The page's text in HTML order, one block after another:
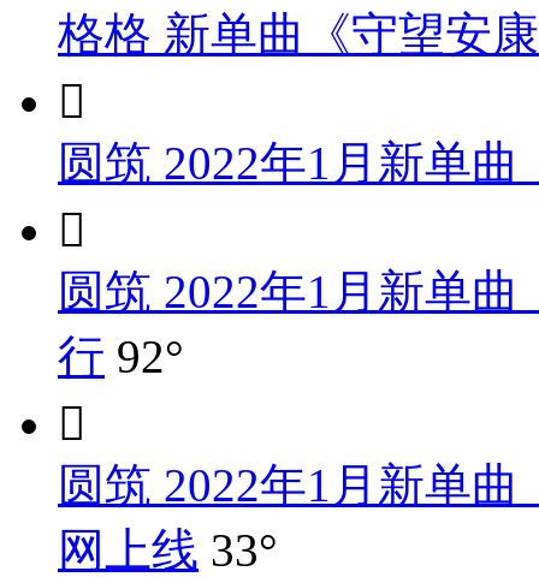
格格 新单曲《守望安

圆筑 2022年1月新单

圆筑 2022年1月新单
行 92°

圆筑 2022年1月新单
网上线 33°